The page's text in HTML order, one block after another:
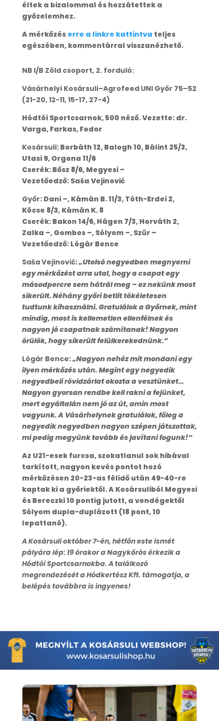
éltek a bizalommal és hozzátettek a
győzelemhez.
A mérkőzés erre a linkre kattintva teljes
egészében, kommentárral visszanézhető.
NB I/B Zöld csoport, 2. forduló:
Vásárhelyi Kosársuli–Agrofeed UNI Győr 75–52
(21-20, 12-11, 15-17, 27-4)
Hódtói Sportcsarnok, 500 néző. Vezette: dr.
Varga, Farkas, Fodor
Kosársuli: Borbáth 12, Balogh 10, Bálint 25/3,
Utasi 9, Orgona 11/6
Cserék: Bősz 8/6, Megyesi –
Vezetőedző: Saša Vejinović
Győr: Dani –, Kámán B. 11/3, Tóth-Erdei 2,
Köcse 8/3, Kámán K. 8
Cserék: Bakon 14/6, Hágen 7/3, Horváth 2,
Zalka –, Gombos –, Sólyom –, Szűr –
Vezetőedző: Lógár Bence
Saša Vejinović:„Utolsó negyedben megnyerni
egy mérkőzést arra utal, hogy a csapat egy
másodpercre sem hátrál meg – ez nekünk most
sikerült. Néhány győri betlit tökéletesen
tudtunk kihasználni. Gratulálok a Győrnek, mint
mindig, most is kellemetlen ellenfélnek és
nagyon jó csapatnak számítanak! Nagyon
örülök, hogy sikerült felülkerekednünk.”
Lógár Bence:„Nagyon nehéz mit mondani egy
ilyen mérkőzés után. Megint egy negyedik
negyedbeli rövidzárlat okozta a vesztünket…
Nagyon gyorsan rendbe kell rakni a fejünket,
mert egyáltalán nem jó az út, amin most
vagyunk. A Vásárhelynek gratulálok, főleg a
negyedik negyedben nagyon szépen játszottak,
mi pedig megyünk tovább és javítani fogunk!”
Az U21-esek furcsa, szokatlanul sok hibával
tarkított, nagyon kevés pontot hozó
mérkőzésen 20-23-as félidő után 49-40-re
kaptak ki a győriektől. A Kosársuliból Megyesi
és Bereczki 10 pontig jutott, a vendégektől
Sólyom dupla-duplázott (18 pont, 10
lepattanó).
A Kosársuli október 7-én, hétfőn este ismét
pályára lép: 19 órakor a Nagykőrös érkezik a
Hódtói Sportcsarnokba. A találkozó
megrendezését a Hódkertész Kft. támogatja, a
belépés továbbra is ingyenes!